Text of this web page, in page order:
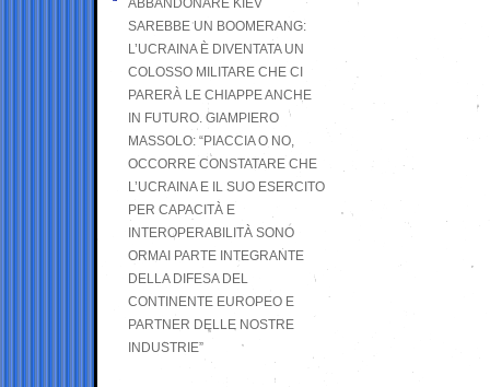
ABBANDONARE KIEV
SAREBBE UN BOOMERANG:
L’UCRAINA È DIVENTATA UN
COLOSSO MILITARE CHE CI
PARERÀ LE CHIAPPE ANCHE
IN FUTURO. GIAMPIERO
MASSOLO: “PIACCIA O NO,
OCCORRE CONSTATARE CHE
L’UCRAINA E IL SUO ESERCITO
PER CAPACITÀ E
INTEROPERABILITÀ SONO
ORMAI PARTE INTEGRANTE
DELLA DIFESA DEL
CONTINENTE EUROPEO E
PARTNER DELLE NOSTRE
INDUSTRIE”